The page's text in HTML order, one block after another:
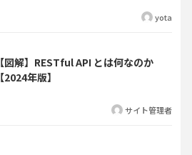
yota
【図解】RESTful API とは何なのか
【2024年版】
サイト管理者